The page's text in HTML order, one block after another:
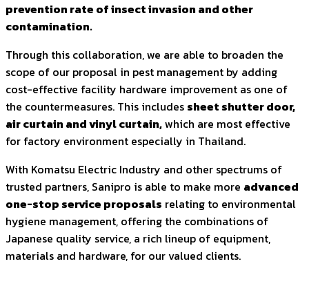
prevention rate of insect invasion and other
contamination.
Through this collaboration, we are able to broaden the
scope of our proposal in pest management by adding
cost-effective facility hardware improvement as one of
the countermeasures. This includes sheet shutter door,
air curtain and vinyl curtain,which are most effective
for factory environment especially in Thailand.
With Komatsu Electric Industry and other spectrums of
trusted partners, Sanipro is able to make more advanced
one-stop service proposals relating to environmental
hygiene management, offering the combinations of
Japanese quality service, a rich lineup of equipment,
materials and hardware, for our valued clients.